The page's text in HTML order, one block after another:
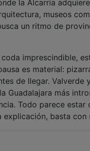
la Alcarria
museos
un ritmo de
imprescindible,
es material:
de llegar.
Guadalajara más
Todo parece
explicación, basta